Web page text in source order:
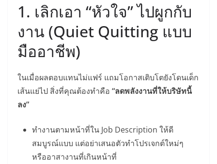
1. เลิกเอา “หัวใจ” ไปผูกกับ
งาน (Quiet Quitting แบบ
มืออาชีพ)
ในเมื่อผลตอบแทนไม่แฟร์ แถมโอกาสเติบโตยังโดนเด็ก
เส้นแย่ไป สิ่งที่คุณต้องทำคือ “ลดพลังงานที่ให้บริษัทนี้
ลง”
ทำงานตามหน้าที่ใน Job Description ให้ดี
สมบูรณ์แบบ แต่อย่าเสนอตัวทำโปรเจกต์ใหม่ๆ
หรืออาสางานที่เกินหน้าที่